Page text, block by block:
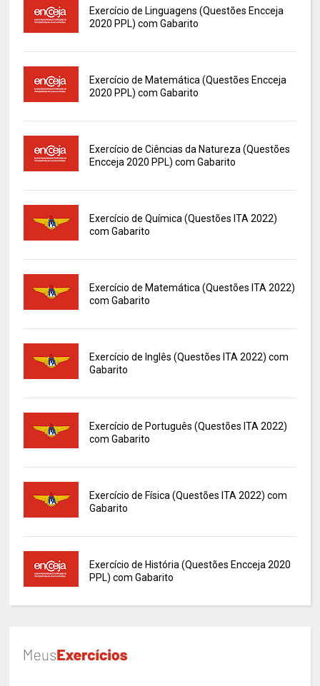
Exercício de Linguagens (Questões Encceja
2020 PPL) com Gabarito
Exercício de Matemática (Questões Encceja
2020 PPL) com Gabarito
Exercício de Ciências da Natureza (Questões
Encceja 2020 PPL) com Gabarito
Exercício de Química (Questões ITA 2022)
com Gabarito
Exercício de Matemática (Questões ITA 2022)
com Gabarito
Exercício de Inglês (Questões ITA 2022) com
Gabarito
Exercício de Português (Questões ITA 2022)
com Gabarito
Exercício de Física (Questões ITA 2022) com
Gabarito
Exercício de História (Questões Encceja 2020
PPL) com Gabarito